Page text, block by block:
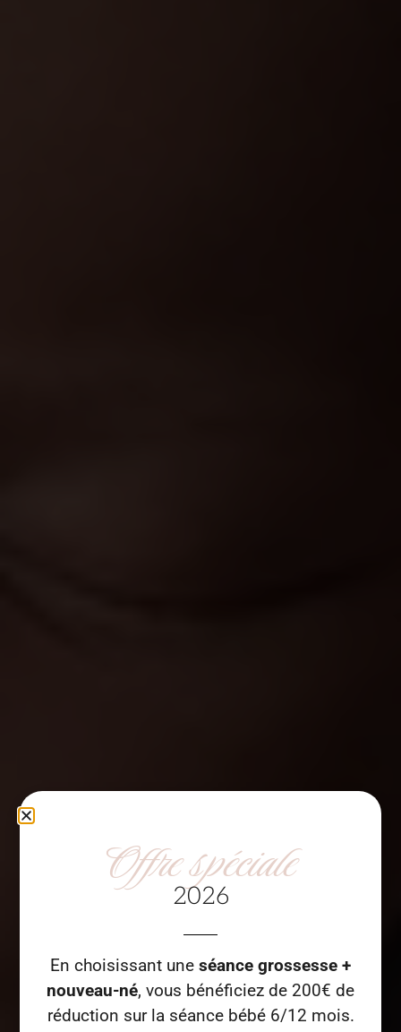
Offre spéciale
2026
En choisissant une séance grossesse +
nouveau-né, vous bénéficiez de 200€ de
réduction sur la séance bébé 6/12 mois.